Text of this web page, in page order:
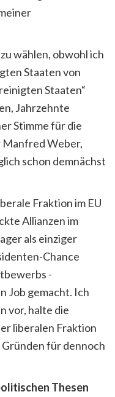
wählen, obwohl ich
Staaten von
Staaten“
Jahrzehnte
Stimme für die
Manfred Weber,
schon demnächst
Fraktion im EU
Allianzen im
als einziger
Chance
-
Job gemacht. Ich
vor, halte die
liberalen Fraktion
für dennoch
Thesen